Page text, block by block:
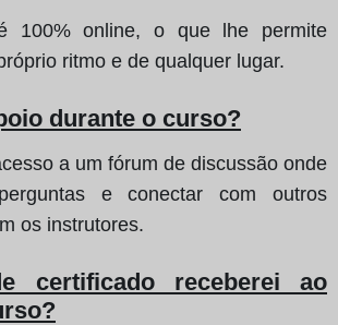
100% online, o que lhe permite
ritmo e de qualquer lugar.
durante o curso?
a um fórum de discussão onde
e conectar com outros
os instrutores.
certificado receberei ao